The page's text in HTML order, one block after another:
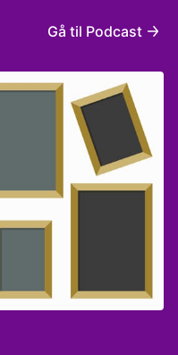
Damsholt
Gå til Podcast